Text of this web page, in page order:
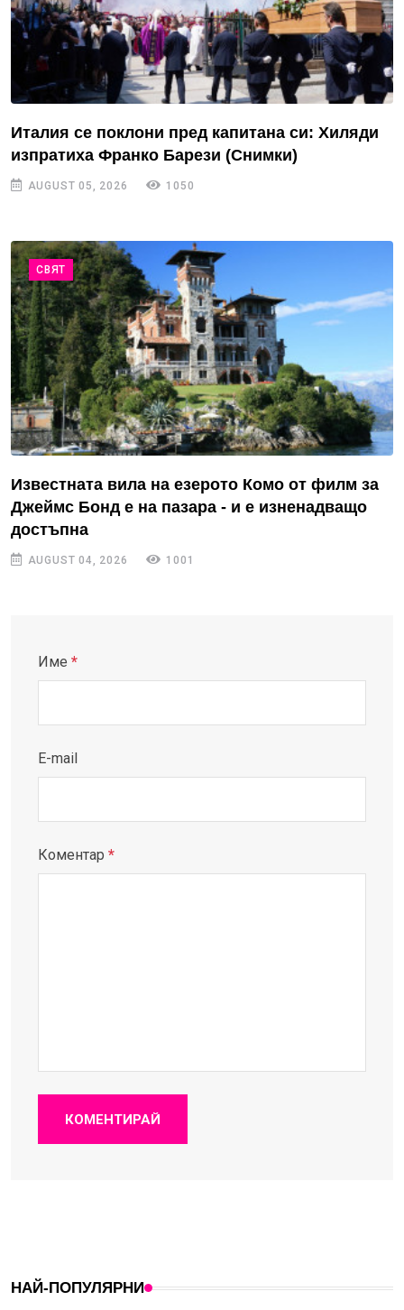
Италия се поклони пред капитана си: Хиляди
изпратиха Франко Барези (Снимки)
AUGUST 05, 2026 1050
СВЯТ
Известната вила на езерото Комо от филм за
Джеймс Бонд е на пазара - и е изненадващо
достъпна
AUGUST 04, 2026 1001
Име *
E-mail
Коментар *
КОМЕНТИРАЙ
НАЙ-ПОПУЛЯРНИ